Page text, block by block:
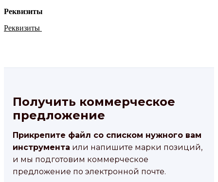
Реквизиты
Реквизиты
Получить коммерческое
предложение
Прикрепите файл со списком нужного вам
инструмента или напишите марки позиций,
и мы подготовим коммерческое
предложение по электронной почте.